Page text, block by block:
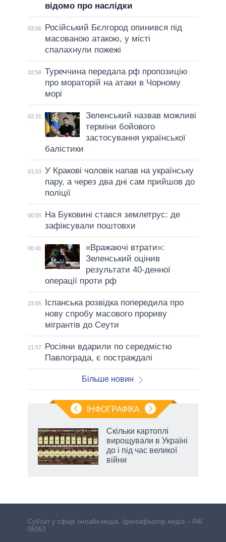
відомо про наслідки
03:56
Російський Бєлгород опинився під
масованою атакою, у місті
спалахнули пожежі
02:58 Туреччина передала рф пропозицію
про мораторій на атаки в Чорному
морі
02:31
Зеленський назвав можливі
терміни бойового
застосування української
балістики
01:53 У Кракові чоловік напав на українську
пару, а через два дні сам прийшов до
поліції
00:55
На Буковині стався землетрус: де
зафіксували поштовхи
00:41
«Вражаючі втрати»:
Зеленський оцінив
результати 40-денної
операції проти рф
23:55
Іспанська розвідка попередила про
нову спробу масового прориву
мігрантів до Сеути
21:57
Росіяни вдарили по середмістю
Павлограда, є постраждалі
Більше новин
ІНФОГРАФІКА
Скільки картоплі
вирощували в Україні
до і під час великої
війни
Cуб'єкт у сфері онлайн-медіа. Ідентифікатор медіа – R40-
05063